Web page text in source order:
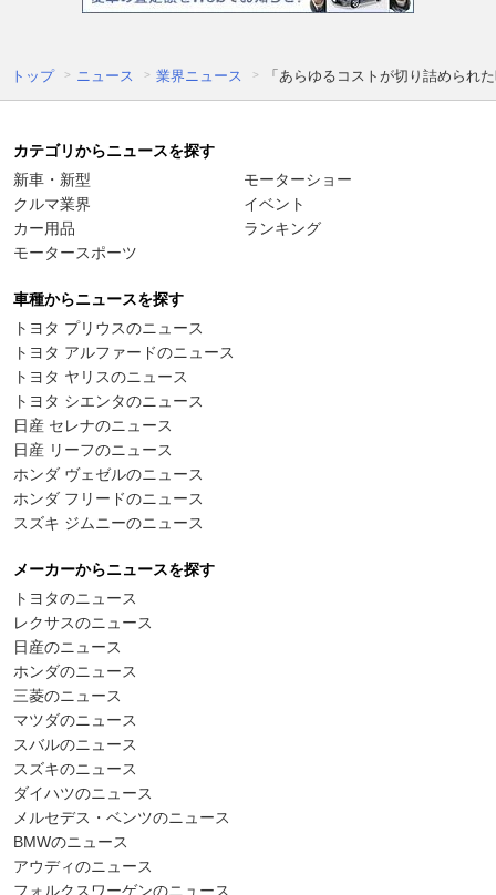
トップ ニュース 業界ニュース 「あらゆるコストが切り詰められ
カテゴリからニュースを探す
新車・新型
クルマ業界
カー用品
モータースポーツ
モーターショー
イベント
ランキング
車種からニュースを探す
トヨタ プリウスのニュース
トヨタ アルファードのニュース
トヨタ ヤリスのニュース
トヨタ シエンタのニュース
日産 セレナのニュース
日産 リーフのニュース
ホンダ ヴェゼルのニュース
ホンダ フリードのニュース
スズキ ジムニーのニュース
メーカーからニュースを探す
トヨタのニュース
レクサスのニュース
日産のニュース
ホンダのニュース
三菱のニュース
マツダのニュース
スバルのニュース
スズキのニュース
ダイハツのニュース
メルセデス・ベンツのニュース
BMWのニュース
アウディのニュース
フォルクスワーゲンのニュース